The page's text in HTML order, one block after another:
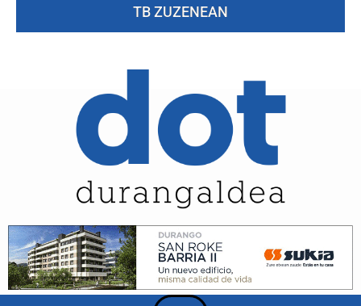
TB ZUZENEAN